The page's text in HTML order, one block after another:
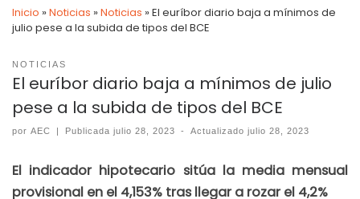
Inicio »Noticias »Noticias »El euríbor diario baja a mínimos de
julio pese a la subida de tipos del BCE
NOTICIAS
El euríbor diario baja a mínimos de julio
pese a la subida de tipos del BCE
por AEC | Publicadajulio 28, 2023 - Actualizadojulio 28, 2023
El indicador hipotecario sitúa la media mensual
provisional en el 4,153% tras llegar a rozar el 4,2%